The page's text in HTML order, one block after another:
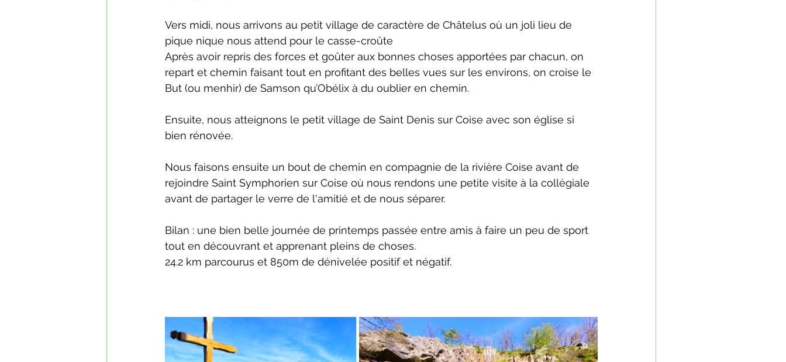
Vers midi, nous arrivons au petit village de caractère de Châtelus où un joli lieu de
pique nique nous attend pour le casse-croûte
Après avoir repris des forces et goûter aux bonnes choses apportées par chacun, on
repart et chemin faisant tout en profitant des belles vues sur les environs, on croise le
But (ou menhir) de Samson qu’Obélix à du oublier en chemin.
Ensuite, nous atteignons le petit village de Saint Denis sur Coise avec son église si
bien rénovée.
Nous faisons ensuite un bout de chemin en compagnie de la rivière Coise avant de
rejoindre Saint Symphorien sur Coise où nous rendons une petite visite à la collégiale
avant de partager le verre de l'amitié et de nous séparer.
Bilan : une bien belle journée de printemps passée entre amis à faire un peu de sport
tout en découvrant et apprenant pleins de choses.
24.2 km parcourus et 850m de dénivelée positif et négatif.